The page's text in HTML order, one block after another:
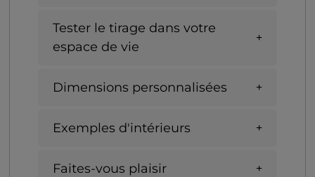
Tester le tirage dans votre
espace de vie
Dimensions personnalisées
Exemples d'intérieurs
Faites-vous plaisir